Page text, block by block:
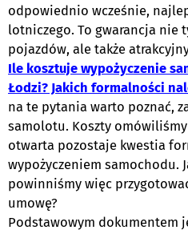
odpowiednio wcześnie,
lotniczego. To gwarancja nie
pojazdów, ale także
Ile kosztuje wypożyczenie
Łodzi? Jakich formalności
na te pytania warto poznać,
samolotu. Koszty
otwarta pozostaje kwestia
wypożyczeniem samochodu.
powinniśmy więc
umowę?
Podstawowym dokumentem